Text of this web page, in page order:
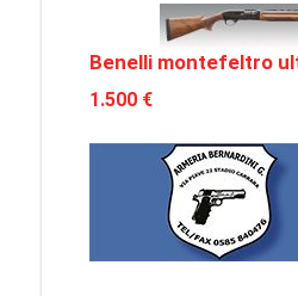
Benelli montefeltro
1.500 €